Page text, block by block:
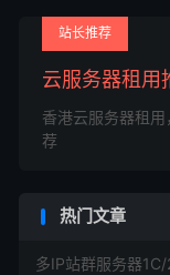
站长推荐
云服务器租用
香港云服务器租
荐
热门文章
多IP站群服务器